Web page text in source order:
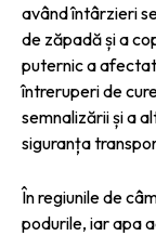
având întârzieri
de zăpadă și a
puternic a
întreruperi de
semnalizării și a
siguranța
În regiunile de
podurile, iar apa